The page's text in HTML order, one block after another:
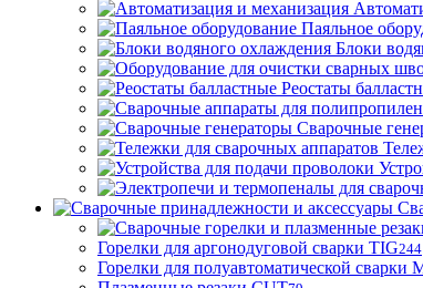
Паяльное
Блоки
Реостаты
Сварочные
Горелки для аргонодуговой сварки TIG244
Горелки для полуавтоматической сварки